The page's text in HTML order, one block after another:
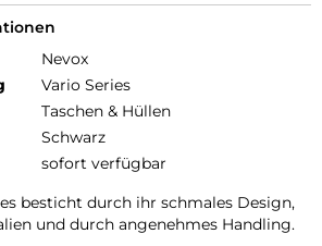
Nevox
Vario Series
Taschen & Hüllen
Schwarz
sofort verfügbar
besticht durch ihr schmales Design,
und durch angenehmes Handling.